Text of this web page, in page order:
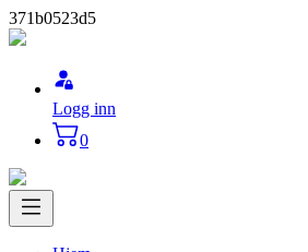
371b0523d5
Logg inn
0